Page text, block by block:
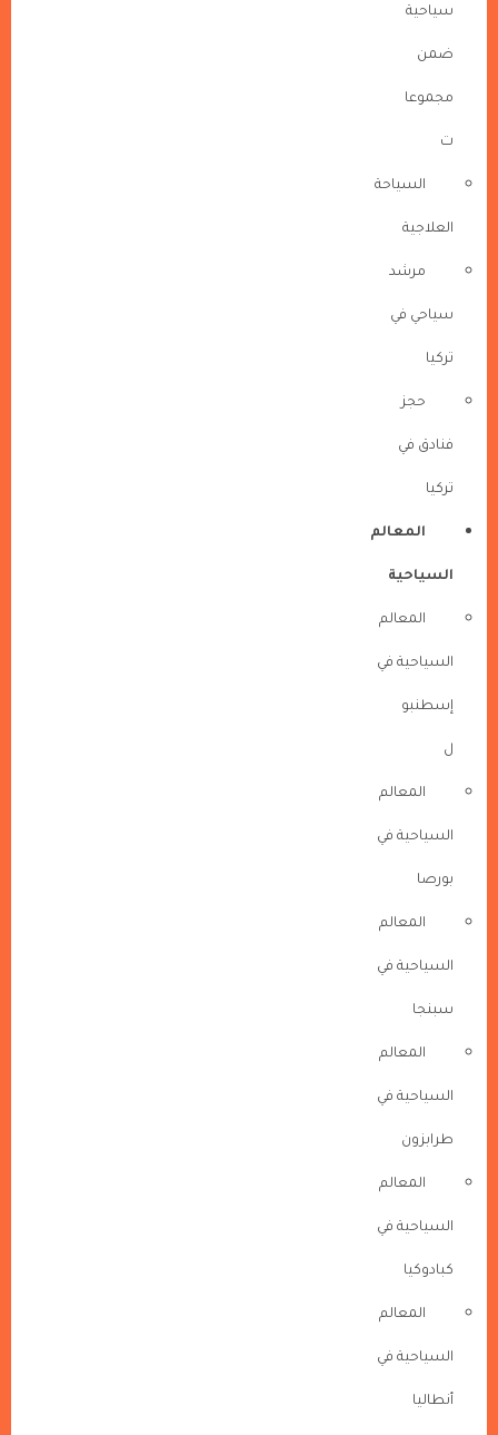
سياحية
ضمن
مجموعا
ت
السياحة
العلاجية
مرشد
سياحي في
تركيا
حجز
فنادق في
تركيا
المعالم
السياحية
المعالم
السياحية في
إسطنبو
ل
المعالم
السياحية في
بورصا
المعالم
السياحية في
سبنجا
المعالم
السياحية في
طرابزون
المعالم
السياحية في
كبادوكيا
المعالم
السياحية في
أنطاليا